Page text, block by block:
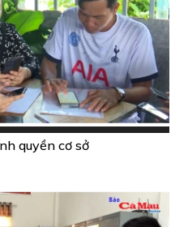
quyền cơ sở